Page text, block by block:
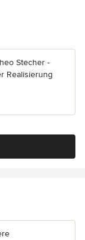
Stecher -
Realisierung